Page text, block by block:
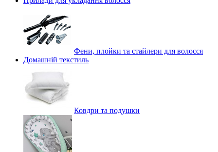
Фени, плойки та стайлери для волосся
Домашній текстиль
Ковдри та подушки